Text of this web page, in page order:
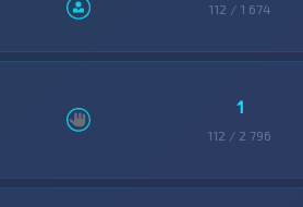
112 / 1 674
1
112 / 2 796